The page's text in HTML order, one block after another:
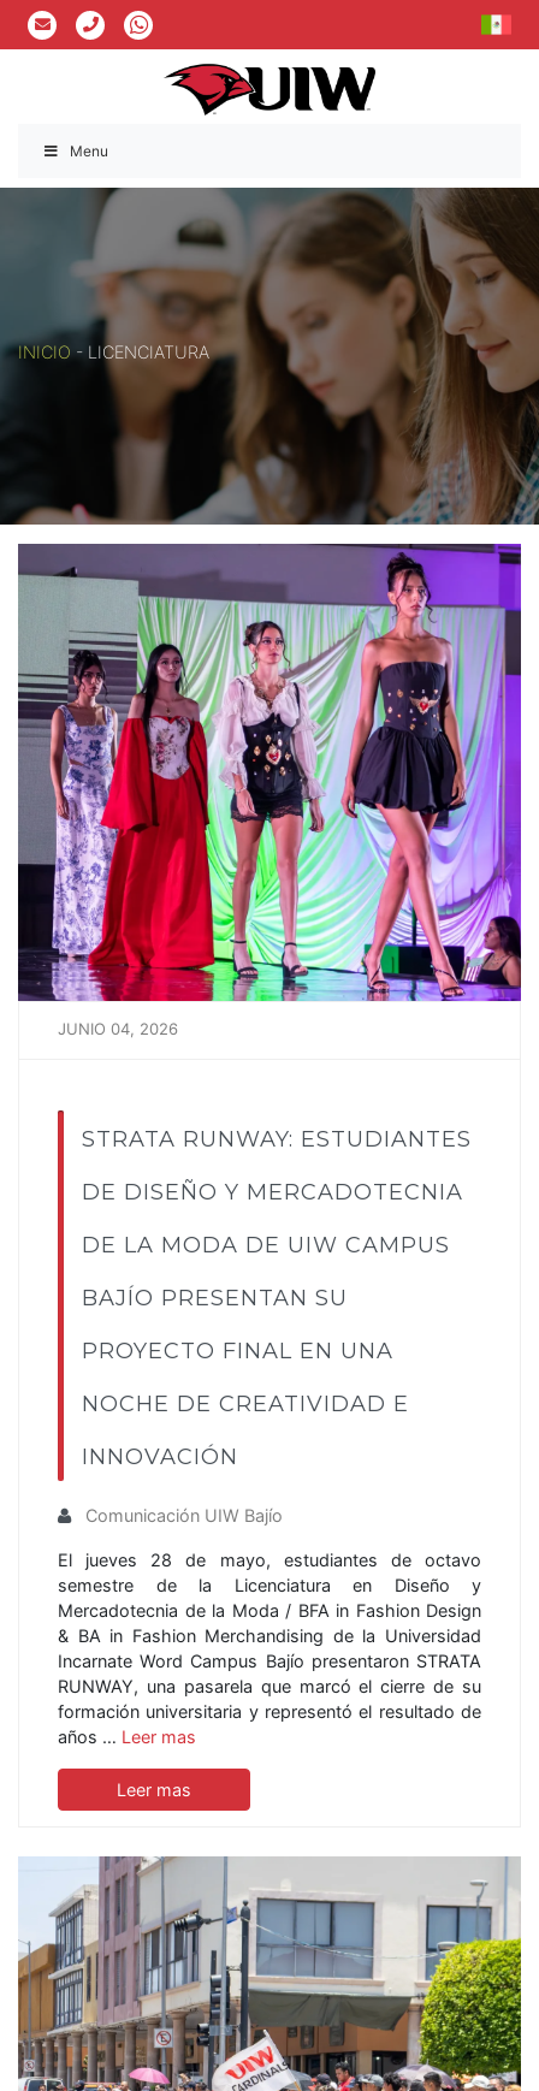
Menu
INICIO - LICENCIATURA
JUNIO 04, 2026
STRATA RUNWAY: ESTUDIANTES
DE DISEÑO Y MERCADOTECNIA
DE LA MODA DE UIW CAMPUS
BAJÍO PRESENTAN SU
PROYECTO FINAL EN UNA
NOCHE DE CREATIVIDAD E
INNOVACIÓN
Comunicación UIW Bajío
El jueves 28 de mayo, estudiantes de octavo
semestre de la Licenciatura en Diseño y
Mercadotecnia de la Moda / BFA in Fashion Design
& BA in Fashion Merchandising de la Universidad
Incarnate Word Campus Bajío presentaron STRATA
RUNWAY, una pasarela que marcó el cierre de su
formación universitaria y representó el resultado de
años … Leer mas
Leer mas